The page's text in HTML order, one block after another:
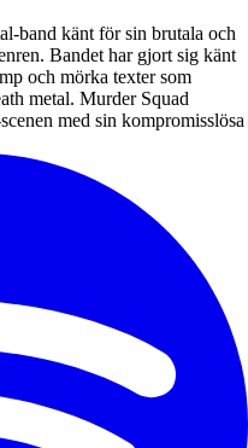
band känt för sin brutala och
Bandet har gjort sig känt
och mörka texter som
metal. Murder Squad
med sin kompromisslösa